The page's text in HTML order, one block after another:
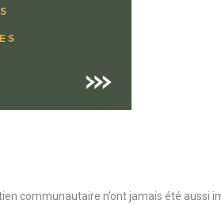
communautaire n’ont jamais été aussi